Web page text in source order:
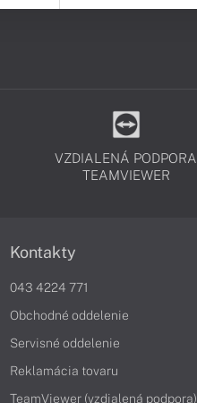
VZDIALENÁ PODPORA
TEAMVIEWER
Kontakty
043 4224 771
Obchodné oddelenie
Servisné oddelenie
Reklamácia tovaru
TeamViewer (vzdialená podpora)